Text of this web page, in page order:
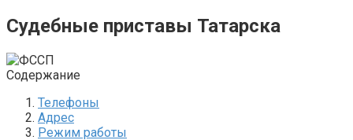
Судебные приставы Татарска
Содержание
Телефоны
Адрес
Режим работы